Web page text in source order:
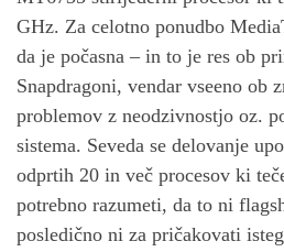
GHz. Za celotno ponudbo
da je počasna – in to je res ob
Snapdragoni, vendar vseeno ob
problemov z neodzivnostjo oz.
sistema. Seveda se delovanje
odprtih 20 in več procesov ki
potrebno razumeti, da to ni
posledično ni za pričakovati